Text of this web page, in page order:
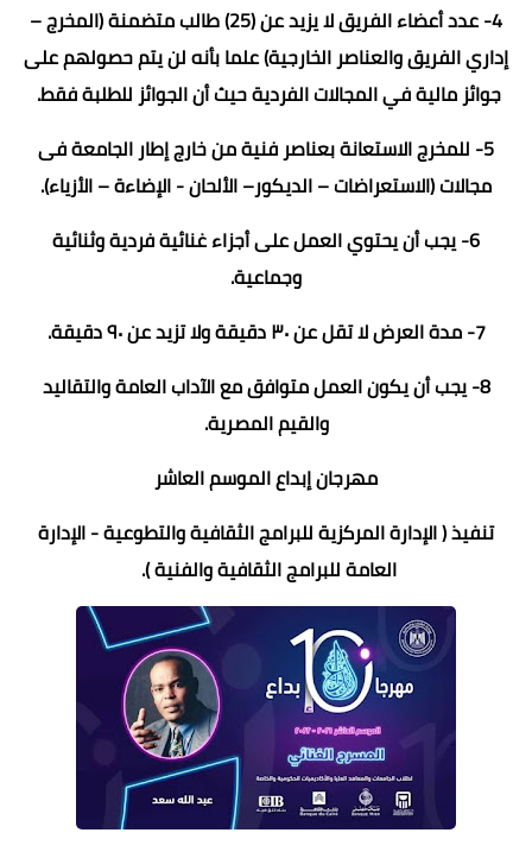
4- عدد أعضاء الفريق لا يزيد عن (25) طالب متضمنة (المخرج –
إداري الفريق والعناصر الخارجية) علما بأنه لن يتم حصولهم على
جوائز مالية في المجالات الفردية حيث أن الجوائز للطلبة فقط.
5- للمخرج الاستعانة بعناصر فنية من خارج إطار الجامعة فى
مجالات (الاستعراضات – الديكور– الألحان - الإضاءة – الأزياء).
6- يجب أن يحتوي العمل على أجزاء غنائية فردية وثنائية
وجماعية.
7- مدة العرض لا تقل عن ٣٠ دقيقة ولا تزيد عن ٩٠ دقيقة.
8- يجب أن يكون العمل متوافق مع الآداب العامة والتقاليد
والقيم المصرية.
مهرجان إبداع الموسم العاشر
تنفيذ ( الإدارة المركزية للبرامج الثقافية والتطوعية - الإدارة
العامة للبرامج الثقافية والفنية ).